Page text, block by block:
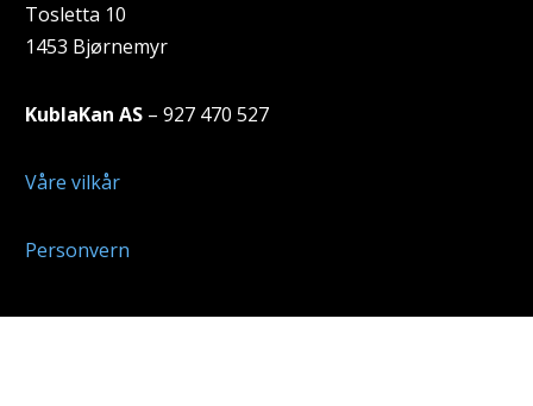
Tosletta 10
1453 Bjørnemyr
KublaKan AS – 927 470 527
Våre vilkår
Personvern